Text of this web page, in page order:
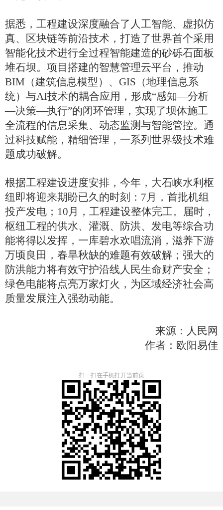
据悉，工程建设深度融合了人工智能、虚拟仿
真、区块链等前沿技术，打造了世界首个采用
智能化技术进行全过程智能建造的砂砾石面板
堆石坝。项目搭建的智慧管理云平台，推动
BIM（建筑信息模型）、GIS（地理信息系
统）与AI技术的耦合应用，形成“感知—分析
—决策—执行”的闭环管理，实现了坝体施工
全流程的信息采集、动态监测与智能管控。通
过科技赋能，精细管理，一系列世界级技术难
题成功破解。
根据工程建设进度安排，今年，大石峡水利枢
纽即将迎来期盼已久的时刻：7月，首批机组
投产发电；10月，工程建设整体完工。届时，
枢纽工程的供水、灌溉、防洪、发电等综合功
能将得以发挥，一库碧水欢唱流淌，滋养下游
万顷良田，春旱秋缺的难题有效破解；强大的
防洪能力将有效守护沿线人民生命财产安全；
绿色电能将点亮万家灯火，为区域经济社会高
质量发展注入强劲动能。
来源：人民网
作者：欧阳易佳
扫一扫在手机打开当前页